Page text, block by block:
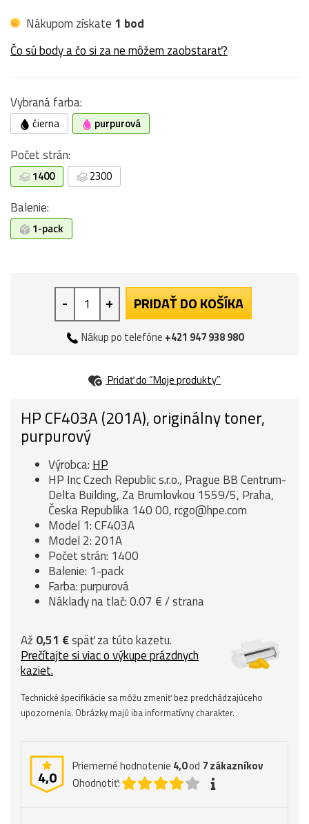
Nákupom získate 1 bod
Čo sú body a čo si za ne môžem zaobstarať?
Vybraná farba:
čierna purpurová
Počet strán:
1400 2300
Balenie:
1-pack
- + PRIDAŤ DO KOŠÍKA
Nákup po telefóne +421 947 938 980
Pridať do “Moje produkty”
HP CF403A (201A), originálny toner,
purpurový
Výrobca: HP
HP Inc Czech Republic s.r.o., Prague BB Centrum-
Delta Building, Za Brumlovkou 1559/5, Praha,
Česka Republika 140 00, rcgo@hpe.com
Model 1: CF403A
Model 2: 201A
Počet strán: 1400
Balenie: 1-pack
Farba: purpurová
Náklady na tlač: 0.07 € / strana
Až 0,51 €späť za túto kazetu.
Prečítajte si viac o výkupe prázdnych
kaziet.
Technické špecifikácie sa môžu zmeniť bez predchádzajúceho
upozornenia. Obrázky majú iba informatívny charakter.
4,0
Priemerné hodnotenie 4,0od 7zákazníkov
Ohodnotiť: